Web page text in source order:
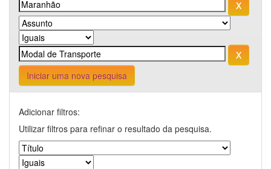
Iniciar uma nova pesquisa
Adicionar filtros:
Utilizar filtros para refinar o resultado da pesquisa.